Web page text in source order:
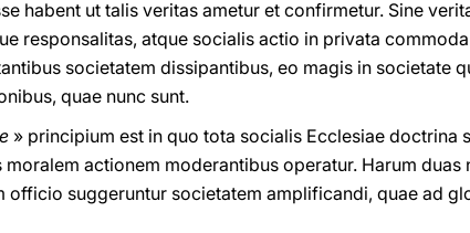
habent ut talis veritas ametur et confirmetur. Sine
responsalitas, atque socialis actio in privata
societatem dissipantibus, eo magis in societate
quae nunc sunt.
» principium est in quo tota socialis Ecclesiae
moralem actionem moderantibus operatur. Harum
officio suggeruntur societatem amplificandi, quae ad